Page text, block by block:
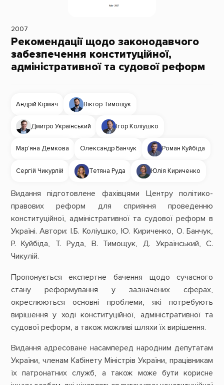
2007
Рекомендації щодо законодавчого
забезпечення конституційної,
адміністративної та судової реформ
Андрій Кірмач Віктор Тимощук
Дмитро Український Ігор Коліушко
Мар’яна Демкова Олександр Банчук Роман Куйбіда
Сергій Чикурлій Тетяна Руда Юлія Кириченко
Видання підготовлене фахівцями Центру політико-
правових реформ для сприяння проведенню
конституційної, адміністративної та судової реформ в
Україні. Автори: І.Б. Коліушко, Ю. Кириченко, О. Банчук,
Р. Куйбіда, Т. Руда, В. Тимощук, Д. Український, С.
Чикулій.
Пропонується експертне бачення щодо сучасного
стану реформування у зазначених сферах,
окреслюються основні проблеми, які потребують
вирішення у ході конституційної, адміністративної та
судової реформ, а також можливі шляхи їх вирішення.
Видання адресоване насамперед народним депутатам
України, членам Кабінету Міністрів України, працівникам
їх патронатних служб, а також може бути корисне